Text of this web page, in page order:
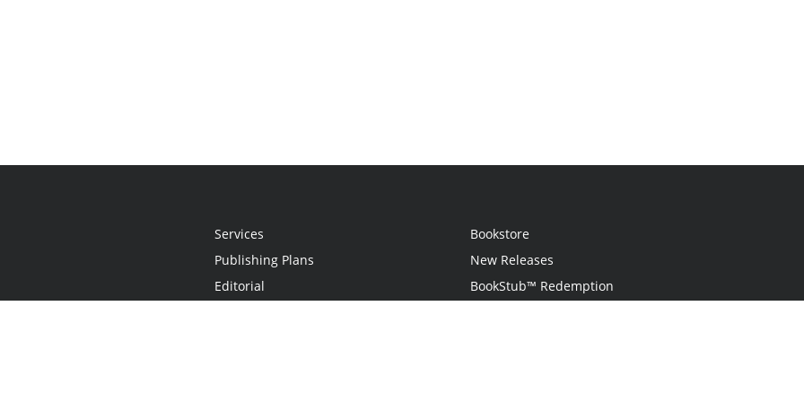
Services
Publishing Plans
Editorial
Bookstore
New Releases
BookStub™ Redemption